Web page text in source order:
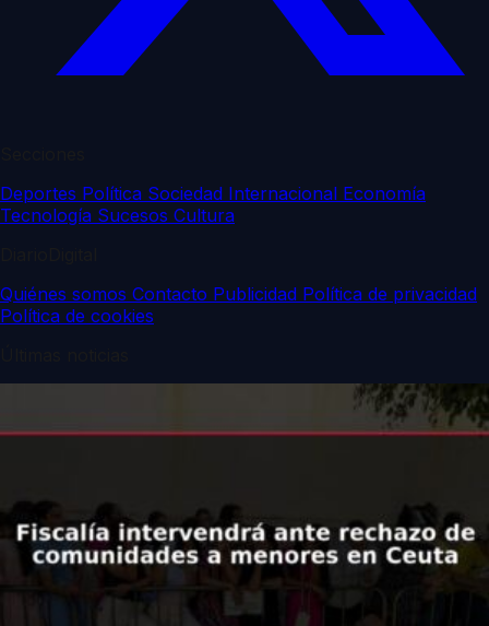
Deportes Política Sociedad Internacional Economía
Tecnología Sucesos Cultura
Quiénes somos Contacto Publicidad Política de privacidad
Política de cookies